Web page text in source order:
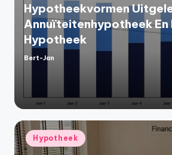
Hypotheekvormen
Annuïteitenhypotheek En
Hypotheek
Geplaatst
Bert-Jan
Geplaatst
in
Hypotheek